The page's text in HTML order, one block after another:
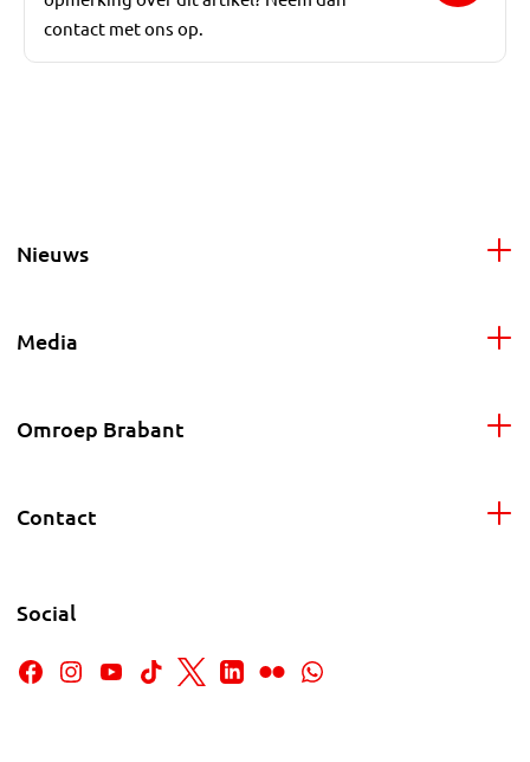
contact met ons op.
Nieuws
Media
Omroep Brabant
Contact
Social